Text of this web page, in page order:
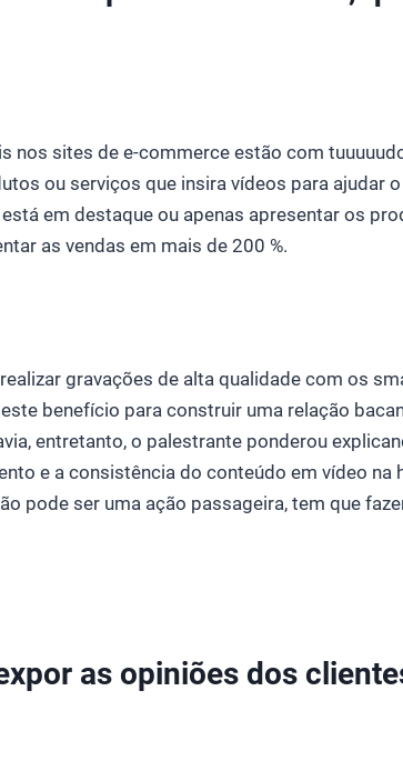
nos sites de e-commerce estão com
ou serviços que insira vídeos para ajudar
em destaque ou apenas apresentar os
as vendas em mais de 200 %.
gravações de alta qualidade com os
benefício para construir uma relação
entretanto, o palestrante ponderou
e a consistência do conteúdo em vídeo na
pode ser uma ação passageira, tem que
as opiniões dos